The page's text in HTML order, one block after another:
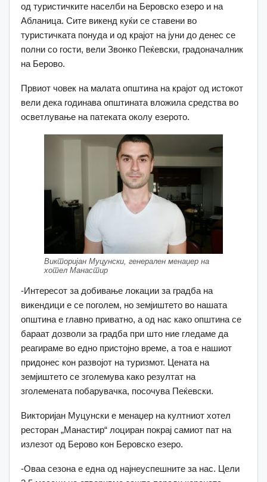
од туристичките населби на Беровско езеро и на
Абланица. Сите викенд куќи се ставени во
туристичката понуда и од крајот на јуни до денес се
полни со гости, вели Звонко Пеќевски, градоначалник
на Берово.
Првиот човек на малата општина на крајот од истокот
вели дека годинава општината вложила средства во
осветлување на патеката околу езерото.
Викторијан Муцунски, генерален менаџер на
хотел Манастир
-Интересот за добивање локации за градба на
викендици е се поголем, но земјиштето во нашата
општина е главно приватно, а од нас како општина се
бараат дозволи за градба при што ние гледаме да
реагираме во едно пристојно време, а тоа е нашиот
придонес кон развојот на туризмот. Цената на
земјиштето се зголемува како резултат на
зголемената побарувачка, посочува Пеќевски.
Викторијан Муцунски е менаџер на култниот хотел
ресторан „Манастир“ лоциран покрај самиот пат на
излезот од Берово кон Беровско езеро.
-Оваа сезона е една од најнеуспешните за нас. Цели